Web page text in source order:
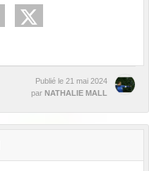
Publié le 21 mai 2024
par NATHALIE MALL